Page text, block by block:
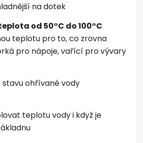
na dotek
od 50°C do 100°C
teplotu pro to, co zrovna
pro nápoje, vařící pro vývary
stavu ohřívané vody
teplotu vody i když je